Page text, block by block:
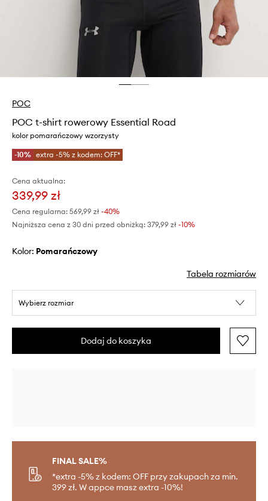
POC
POC t-shirt rowerowy Essential Road
kolor pomarańczowy wzorzysty
-10% extra -5% z kodem: OFF*
Cena aktualna:
339,99 zł
Cena regularna: 569,99 zł -40%
Najniższa cena z 30 dni przed obniżką: 379,99 zł -10%
Kolor: pomarańczowy
Tabela rozmiarów
Wybierz rozmiar
Dodaj do koszyka
FINAL SALE%
*extra -5% z kodem: OFF przy zakupach za min.
399 zł. W appce masz extra -10%!